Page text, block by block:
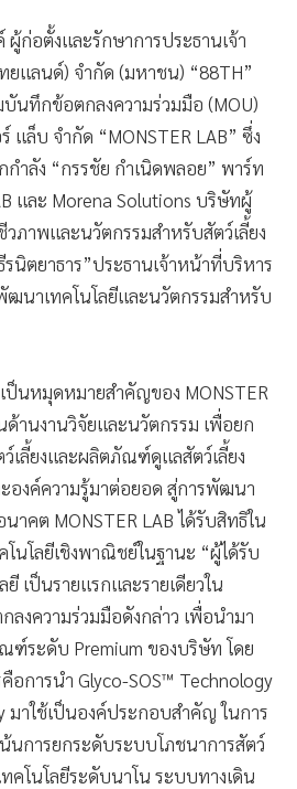
ก่อตั้งและรักษาการประธานเจ้า
แลนด์) จำกัด (มหาชน) “88TH”
บันทึกข้อตกลงความร่วมมือ (MOU)
แล็บ จำกัด “MONSTER LAB” ซึ่ง
ำลัง “กรรชัย กำเนิดพลอย” พาร์ท
และ Morena Solutions บริษัทผู้
วภาพและนวัตกรรมสำหรับสัตว์เลี้ยง
นิตยาธาร”ประธานเจ้าหน้าที่บริหาร
นาเทคโนโลยีและนวัตกรรมสำหรับ
ป็นหมุดหมายสำคัญของ MONSTER
ด้านงานวิจัยและนวัตกรรม เพื่อยก
ลี้ยงและผลิตภัณฑ์ดูแลสัตว์เลี้ยง
องค์ความรู้มาต่อยอด สู่การพัฒนา
คต MONSTER LAB ได้รับสิทธิใน
นโลยีเชิงพาณิชย์ในฐานะ “ผู้ได้รับ
ยี เป็นรายแรกและรายเดียวใน
ลงความร่วมมือดังกล่าว เพื่อนำมา
ระดับ Premium ของบริษัท โดย
อการนำ Glyco-SOS™ Technology
มาใช้เป็นองค์ประกอบสำคัญ ในการ
การยกระดับระบบโภชนาการสัตว์
คโนโลยีระดับนาโน ระบบทางเดิน